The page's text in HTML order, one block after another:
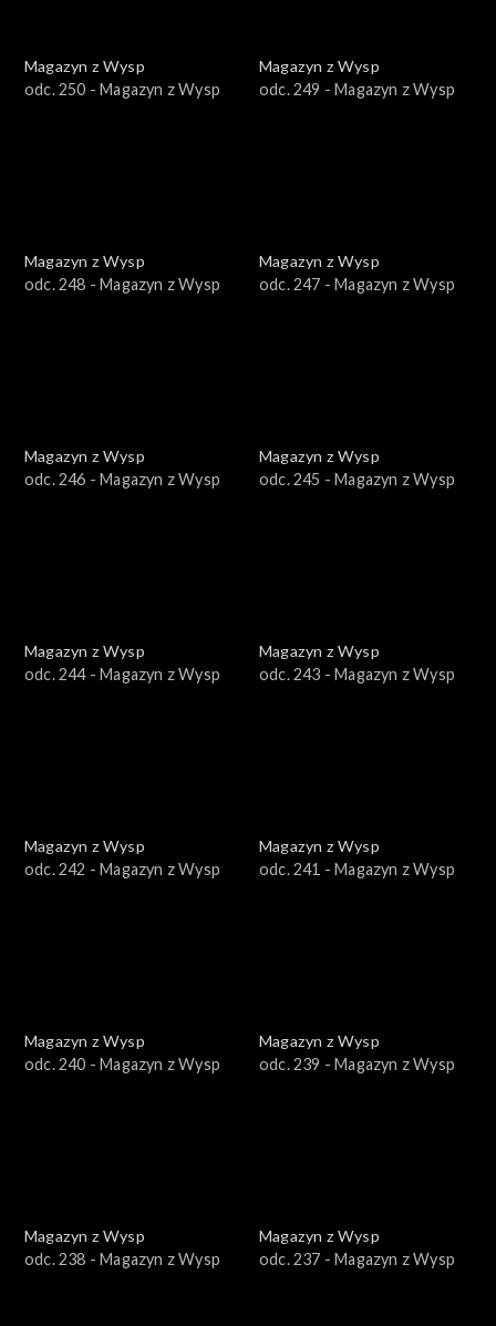
Magazyn z Wysp
odc. 250 - Magazyn z Wysp
Magazyn z Wysp
odc. 249 - Magazyn z Wysp
Magazyn z Wysp
odc. 248 - Magazyn z Wysp
Magazyn z Wysp
odc. 247 - Magazyn z Wysp
Magazyn z Wysp
odc. 246 - Magazyn z Wysp
Magazyn z Wysp
odc. 245 - Magazyn z Wysp
Magazyn z Wysp
odc. 244 - Magazyn z Wysp
Magazyn z Wysp
odc. 243 - Magazyn z Wysp
Magazyn z Wysp
odc. 242 - Magazyn z Wysp
Magazyn z Wysp
odc. 241 - Magazyn z Wysp
Magazyn z Wysp
odc. 240 - Magazyn z Wysp
Magazyn z Wysp
odc. 239 - Magazyn z Wysp
Magazyn z Wysp
odc. 238 - Magazyn z Wysp
Magazyn z Wysp
odc. 237 - Magazyn z Wysp